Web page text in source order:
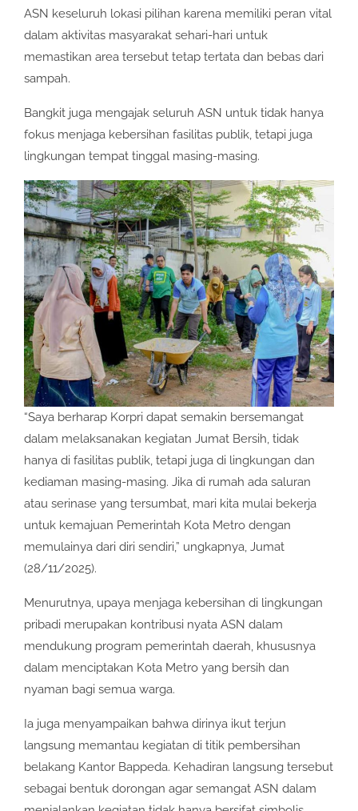
ASN keseluruh lokasi pilihan karena memiliki peran vital
dalam aktivitas masyarakat sehari-hari untuk
memastikan area tersebut tetap tertata dan bebas dari
sampah.
Bangkit juga mengajak seluruh ASN untuk tidak hanya
fokus menjaga kebersihan fasilitas publik, tetapi juga
lingkungan tempat tinggal masing-masing.
“Saya berharap Korpri dapat semakin bersemangat
dalam melaksanakan kegiatan Jumat Bersih, tidak
hanya di fasilitas publik, tetapi juga di lingkungan dan
kediaman masing-masing. Jika di rumah ada saluran
atau serinase yang tersumbat, mari kita mulai bekerja
untuk kemajuan Pemerintah Kota Metro dengan
memulainya dari diri sendiri,” ungkapnya, Jumat
(28/11/2025).
Menurutnya, upaya menjaga kebersihan di lingkungan
pribadi merupakan kontribusi nyata ASN dalam
mendukung program pemerintah daerah, khususnya
dalam menciptakan Kota Metro yang bersih dan
nyaman bagi semua warga.
Ia juga menyampaikan bahwa dirinya ikut terjun
langsung memantau kegiatan di titik pembersihan
belakang Kantor Bappeda. Kehadiran langsung tersebut
sebagai bentuk dorongan agar semangat ASN dalam